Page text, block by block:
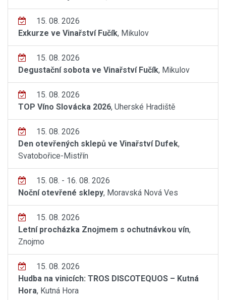
15. 08. 2026
Exkurze ve Vinařství Fučík, Mikulov
15. 08. 2026
Degustační sobota ve Vinařství Fučík, Mikulov
15. 08. 2026
TOP Víno Slovácka 2026, Uherské Hradiště
15. 08. 2026
Den otevřených sklepů ve Vinařství Dufek,
Svatobořice-Mistřín
15. 08. - 16. 08. 2026
Noční otevřené sklepy, Moravská Nová Ves
15. 08. 2026
Letní procházka Znojmem s ochutnávkou vín,
Znojmo
15. 08. 2026
Hudba na vinicích: TROS DISCOTEQUOS – Kutná
Hora, Kutná Hora